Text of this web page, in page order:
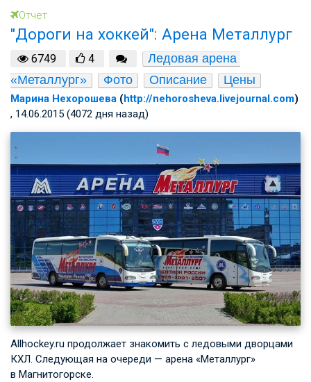
Отчет
"Дороги на хоккей": Арена Металлург
6749 4
Ледовая арена
«Металлург»
Фото Описание Цены
Марина Нехорошева (http://nehorosheva.livejournal.com)
, 14.06.2015 (4072 дня назад)
Allhockey.ru продолжает знакомить с ледовыми дворцами
КХЛ. Следующая на очереди — арена «Металлург»
в Магнитогорске.